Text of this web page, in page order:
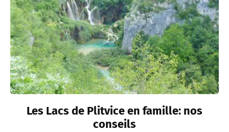
Les Lacs de Plitvice en famille: nos
conseils